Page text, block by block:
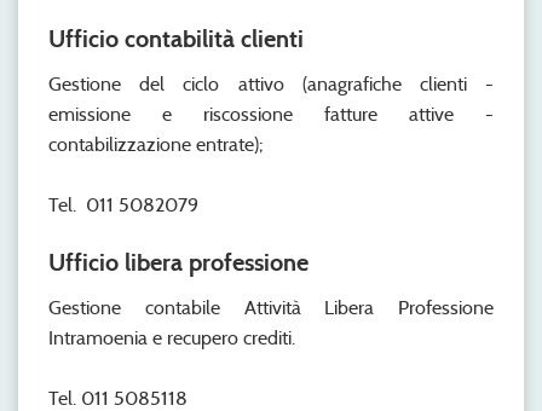
Ufficio contabilità clienti
Gestione del ciclo attivo (anagrafiche clienti -
emissione e riscossione fatture attive -
contabilizzazione entrate);
Tel. 011 5082079
Ufficio libera professione
Gestione contabile Attività Libera Professione
Intramoenia e recupero crediti.
Tel. 011 5085118